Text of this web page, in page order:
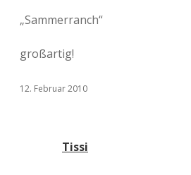
„Sammerranch“
großartig!
12. Februar 2010
Tissi